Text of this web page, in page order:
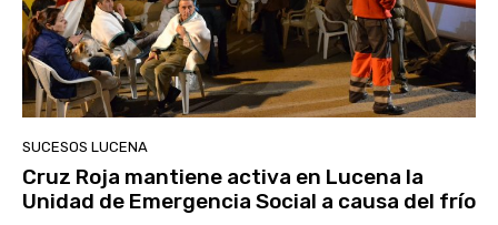
SUCESOS LUCENA
Cruz Roja mantiene activa en Lucena la
Unidad de Emergencia Social a causa del frío